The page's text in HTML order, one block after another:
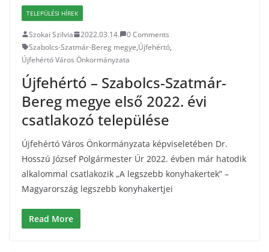
TELEPÜLÉSI HÍREK
Szokai Szilvia 2022.03.14.
0 Comments
Szabolcs-Szatmár-Bereg megye,Újfehértó,
Újfehértó Város Önkormányzata
Újfehértó – Szabolcs-Szatmár-
Bereg megye első 2022. évi
csatlakozó települése
Újfehértó Város Önkormányzata képviseletében Dr.
Hosszú József Polgármester Úr 2022. évben már hatodik
alkalommal csatlakozik „A legszebb konyhakertek” –
Magyarország legszebb konyhakertjei
Read More